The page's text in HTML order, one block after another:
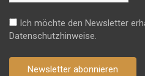
Ich möchte den Newsletter
Datenschutzhinweise.
Newsletter abonnieren